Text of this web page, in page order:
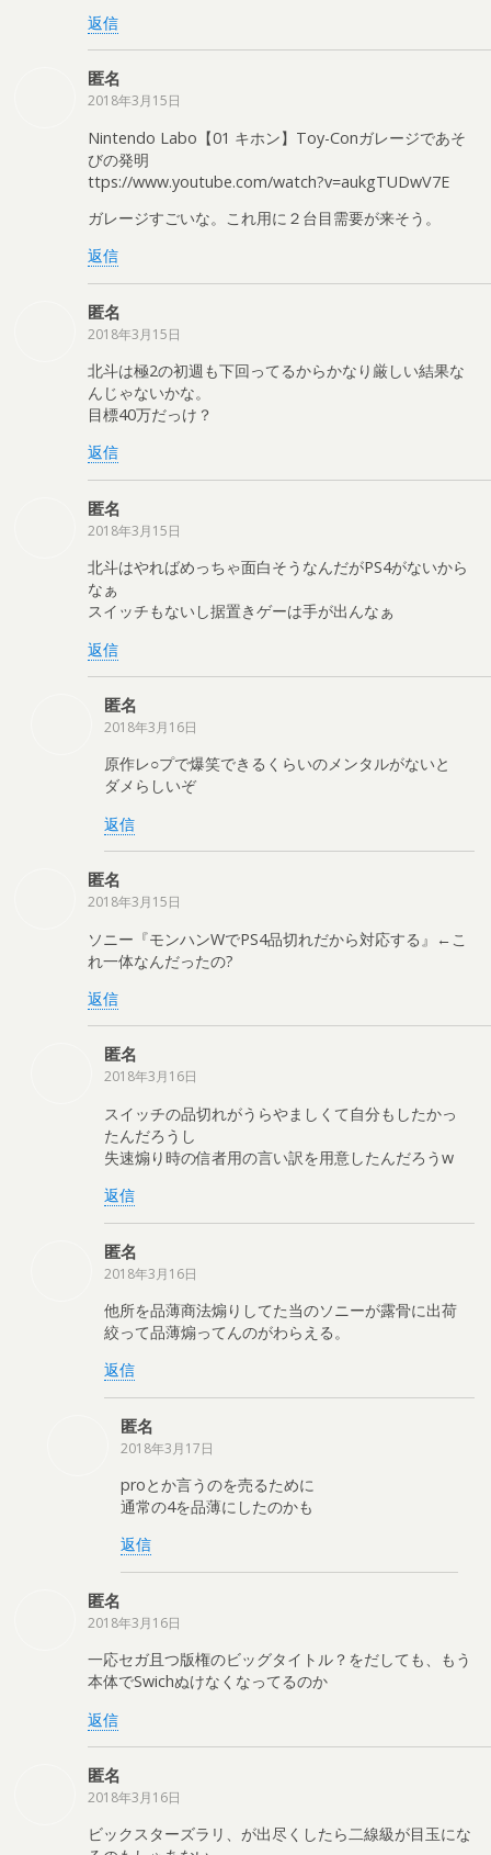
返信
匿名
2018年3月15日
Nintendo Labo【01 キホン】Toy-Conガレージであそ
びの発明
ttps://www.youtube.com/watch?v=aukgTUDwV7E
ガレージすごいな。これ用に２台目需要が来そう。
返信
匿名
2018年3月15日
北斗は極2の初週も下回ってるからかなり厳しい結果な
んじゃないかな。
目標40万だっけ？
返信
匿名
2018年3月15日
北斗はやればめっちゃ面白そうなんだがPS4がないから
なぁ
スイッチもないし据置きゲーは手が出んなぁ
返信
匿名
2018年3月16日
原作レ○プで爆笑できるくらいのメンタルがないと
ダメらしいぞ
返信
匿名
2018年3月15日
ソニー『モンハンWでPS4品切れだから対応する』←こ
れ一体なんだったの?
返信
匿名
2018年3月16日
スイッチの品切れがうらやましくて自分もしたかっ
たんだろうし
失速煽り時の信者用の言い訳を用意したんだろうw
返信
匿名
2018年3月16日
他所を品薄商法煽りしてた当のソニーが露骨に出荷
絞って品薄煽ってんのがわらえる。
返信
匿名
2018年3月17日
proとか言うのを売るために
通常の4を品薄にしたのかも
返信
匿名
2018年3月16日
一応セガ且つ版権のビッグタイトル？をだしても、もう
本体でSwichぬけなくなってるのか
返信
匿名
2018年3月16日
ビックスターズラリ、が出尽くしたら二線級が目玉にな